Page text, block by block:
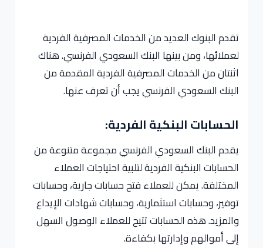
تقدم البنوك العديد من الخدمات المصرفية الفردية
لعملائها، ومن بينها البنك السعودي الفرنسي. هناك
اثنتان من الخدمات المصرفية الفردية المقدمة من
البنك السعودي الفرنسي يجب أن تعرف عنها.
الحسابات البنكية الفردية:
يقدم البنك السعودي الفرنسي مجموعة متنوعة من
الحسابات البنكية الفردية لتلبية احتياجات العملاء
المختلفة. يمكن للعملاء فتح حسابات جارية، وحسابات
توفير، وحسابات استثمارية، وحسابات شهادات الإيداع
والمزيد. هذه الحسابات تتيح للعملاء الوصول السهل
إلى أموالهم وإدارتها بكفاءة.